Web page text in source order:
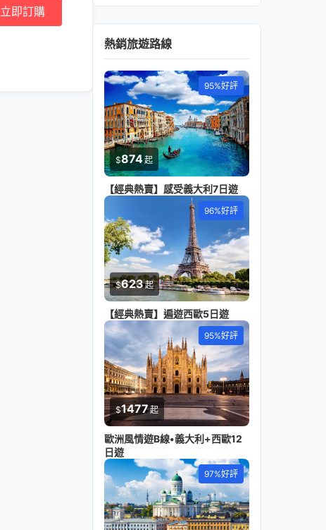
立即訂購
熱銷旅遊路線
95%好評
$874起
【經典熱賣】感受義大利7日遊
96%好評
$623起
【經典熱賣】遍遊西歐5日遊
95%好評
$1477起
歐洲風情遊B線•義大利+西歐12
日遊
97%好評